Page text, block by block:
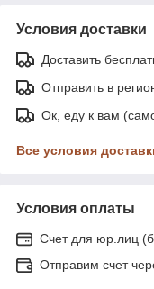
Условия доставки
Доставить
Отправить в
Ок, еду к вам
Все условия
Условия оплаты
Счет для юр.лиц
Отправим счет